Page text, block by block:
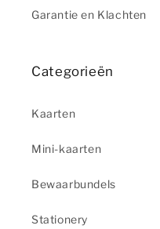
Garantie en Klachten
Categorieën
Kaarten
Mini-kaarten
Bewaarbundels
Stationery